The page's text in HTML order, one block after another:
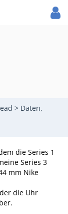
> Daten,
die Series 1
Series 3
mm Nike
die Uhr